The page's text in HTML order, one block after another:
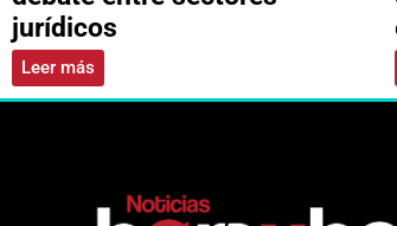
jurídicos
Leer más